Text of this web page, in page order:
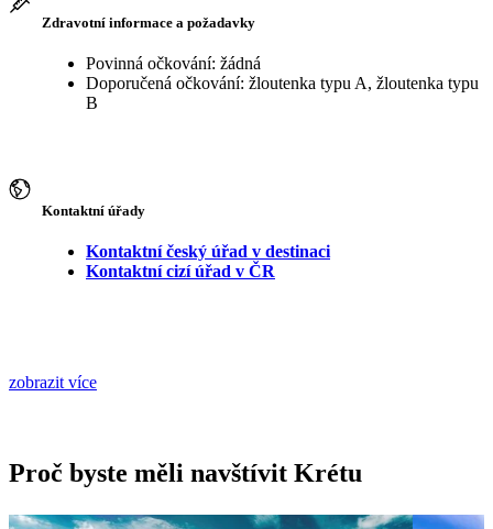
Zdravotní informace a požadavky
Povinná očkování: žádná
Doporučená očkování: žloutenka typu A, žloutenka typu
B
Kontaktní úřady
Kontaktní český úřad v destinaci
Kontaktní cizí úřad v ČR
zobrazit více
Proč byste měli navštívit Krétu